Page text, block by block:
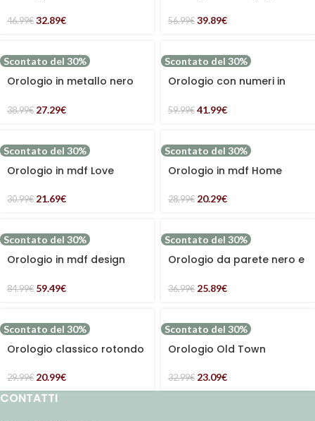
46.99€ 32.89€ 56.99€ 39.89€
Scontato del 30%
Orologio in metallo nero
38.99€ 27.29€
Scontato del 30%
Orologio con numeri in
59.99€ 41.99€
Scontato del 30%
Orologio in mdf Love
30.99€ 21.69€
Scontato del 30%
Orologio in mdf Home
28.99€ 20.29€
Scontato del 30%
Orologio in mdf design
marrone e metallo grigio
84.99€ 59.49€
Scontato del 30%
Orologio da parete nero e
36.99€ 25.89€
Scontato del 30%
Orologio classico rotondo
29.99€ 20.99€
Scontato del 30%
Orologio Old Town
32.99€ 23.09€
CONTATTI